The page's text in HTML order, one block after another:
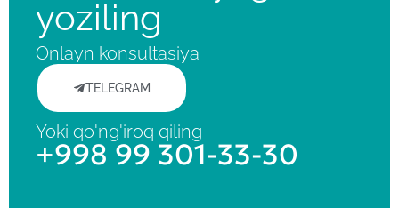
yoziling
Onlayn konsultasiya
TELEGRAM
Yoki qo'ng'iroq qiling
+998 99 301-33-30